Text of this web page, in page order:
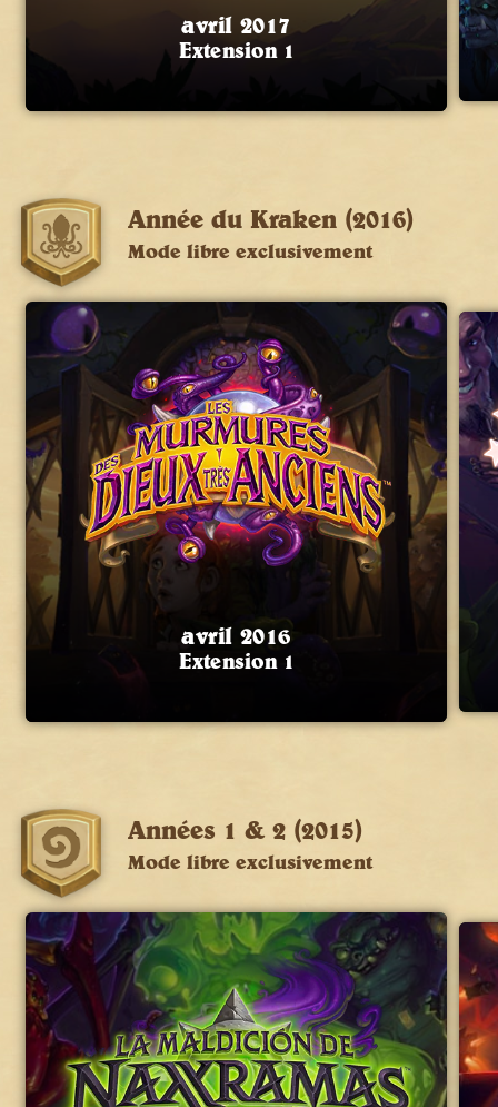
avril 2017
Extension 1
Année du Kraken (2016)
Mode libre exclusivement
avril 2016
Extension 1
Années 1 & 2 (2015)
Mode libre exclusivement